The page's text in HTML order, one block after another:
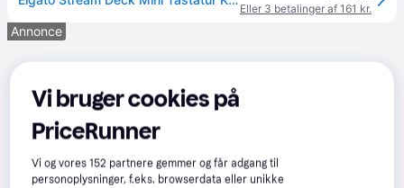
Eller 3 betalinger af 161 kr.
Annonce
Vi bruger cookies på
PriceRunner
Vi og vores152 partnere gemmer og får adgang til
personoplysninger, f.eks. browserdata eller unikke